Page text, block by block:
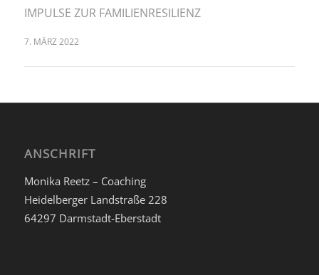
IMPULSE ZUR FAMILIENRESILIENZ
7. MÄRZ 2022
ANSCHRIFT
Monika Reetz – Coaching
Heidelberger Landstraße 228
64297 Darmstadt-Eberstadt